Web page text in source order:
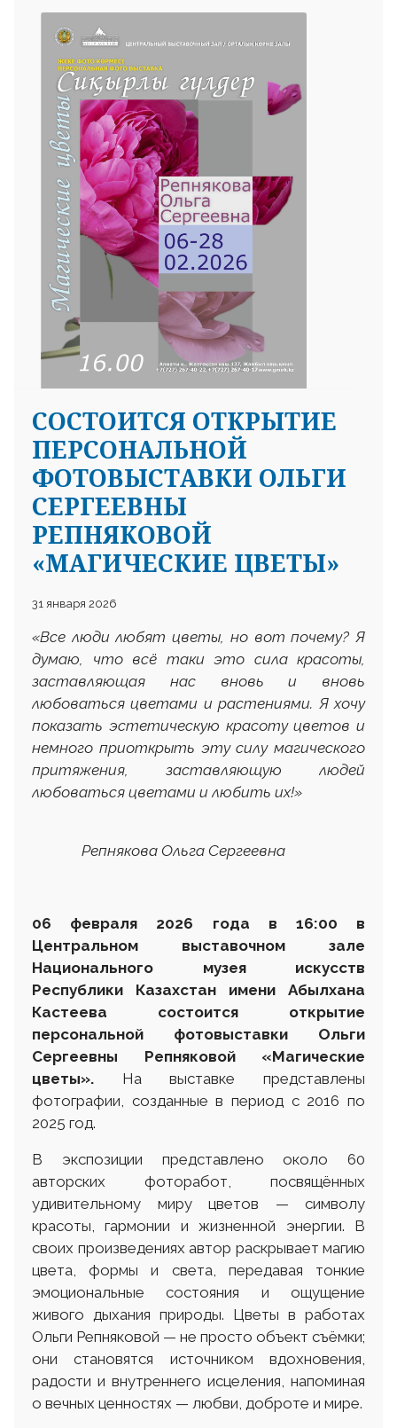
СОСТОИТСЯ ОТКРЫТИЕ
ПЕРСОНАЛЬНОЙ
ФОТОВЫСТАВКИ ОЛЬГИ
СЕРГЕЕВНЫ
РЕПНЯКОВОЙ
«МАГИЧЕСКИЕ ЦВЕТЫ»
31 января 2026
«Все люди любят цветы, но вот почему? Я
думаю,
что всё таки это сила красоты,
заставляющая нас вновь и вновь
любоваться цветами и растениями. Я хочу
показать эстетическую красоту цветов и
немного приоткрыть эту силу магического
притяжения, заставляющую людей
любоваться цветами и любить их!»
Репнякова Ольга Сергеевна
06 февраля 2026 года в 16:00 в
Центральном выставочном зале
Национального музея искусств
Республики Казахстан имени Абылхана
Кастеева состоится открытие
персональной фотовыставки Ольги
Сергеевны Репняковой «Магические
цветы». На выставке представлены
фотографии, созданные в период с 2016 по
2025 год.
В экспозиции представлено около 60
авторских фоторабот, посвящённых
удивительному миру цветов — символу
красоты, гармонии и жизненной энергии. В
своих произведениях автор раскрывает магию
цвета, формы и света, передавая тонкие
эмоциональные состояния и ощущение
живого дыхания природы. Цветы в работах
Ольги Репняковой — не просто объект съёмки;
они становятся источником вдохновения,
радости и внутреннего исцеления, напоминая
о вечных ценностях — любви, доброте и мире.